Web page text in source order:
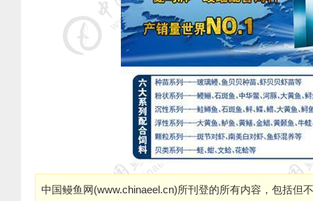
中国鳗鱼网(www.chinaeel.cn)所刊登的所有内容，包括但